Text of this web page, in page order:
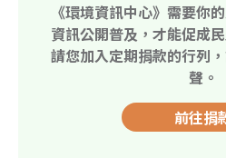
《環境資訊中心》需要你
資訊公開普及，才能促成
請您加入定期捐款的行列
聲。
前往捐